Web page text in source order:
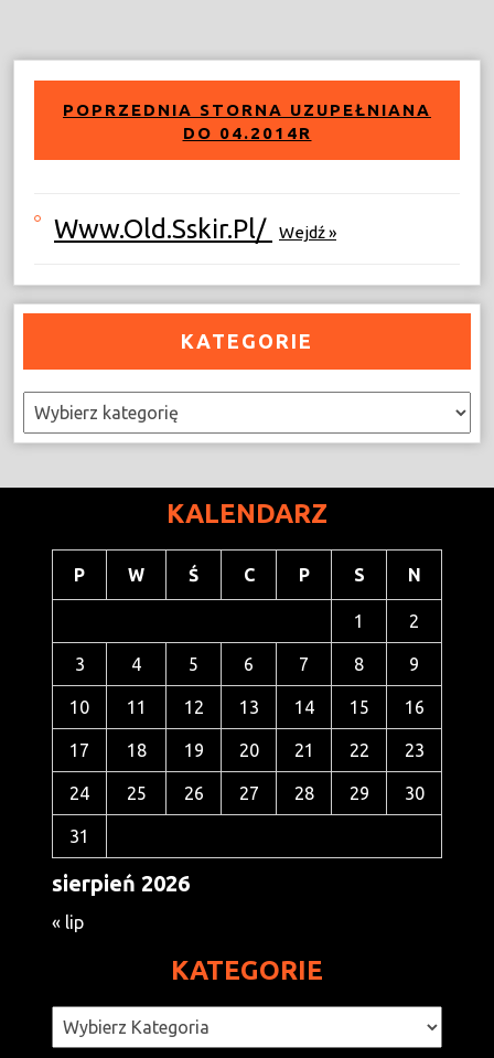
POPRZEDNIA STORNA UZUPEŁNIANA
DO 04.2014R
Www.old.sskir.pl/ Wejdź »
KATEGORIE
Kategorie
KALENDARZ
sierpień 2026
P W Ś C P S N
1 2
3 4 5 6 7 8 9
10 11 12 13 14 15 16
17 18 19 20 21 22 23
24 25 26 27 28 29 30
31
« lip
KATEGORIE
Kategorie